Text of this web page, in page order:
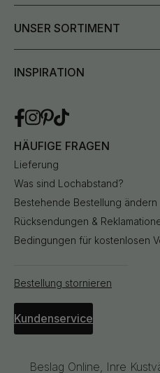
UNSER SORTIMENT
INSPIRATION
HÄUFIGE FRAGEN
Lieferung
Was sind Lochabstand?
Bestehende Bestellung ändern
Rücksendungen &
Bedingungen für kostenlosen
Bestellung stornieren
Kundenservice
Beslag Online, Inre